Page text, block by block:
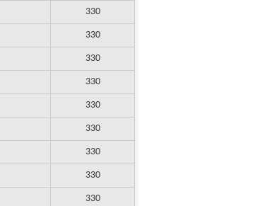
330
330
330
330
330
330
330
330
330